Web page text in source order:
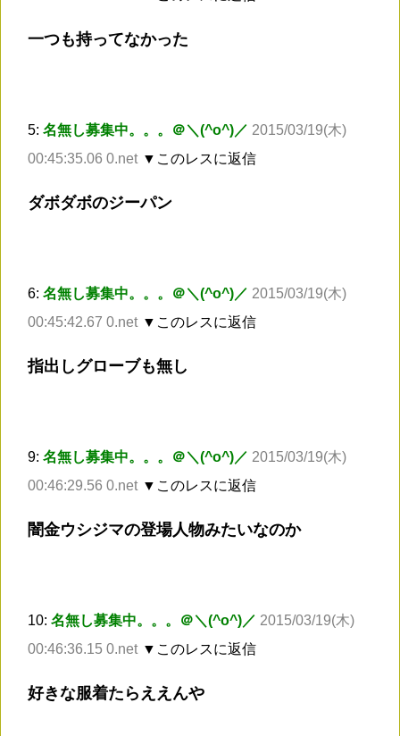
一つも持ってなかった
5: 名無し募集中。。。＠＼(^o^)／ 2015/03/19(木)
00:45:35.06 0.net ▼このレスに返信
ダボダボのジーパン
6: 名無し募集中。。。＠＼(^o^)／ 2015/03/19(木)
00:45:42.67 0.net ▼このレスに返信
指出しグローブも無し
9: 名無し募集中。。。＠＼(^o^)／ 2015/03/19(木)
00:46:29.56 0.net ▼このレスに返信
闇金ウシジマの登場人物みたいなのか
10: 名無し募集中。。。＠＼(^o^)／ 2015/03/19(木)
00:46:36.15 0.net ▼このレスに返信
好きな服着たらええんや